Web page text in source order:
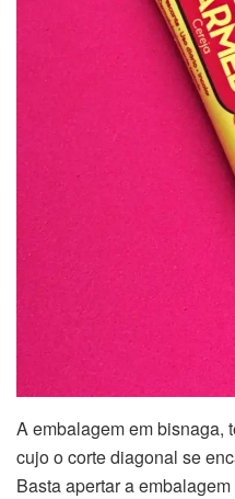
A embalagem em bisnaga,
cujo o corte diagonal se
Basta apertar a